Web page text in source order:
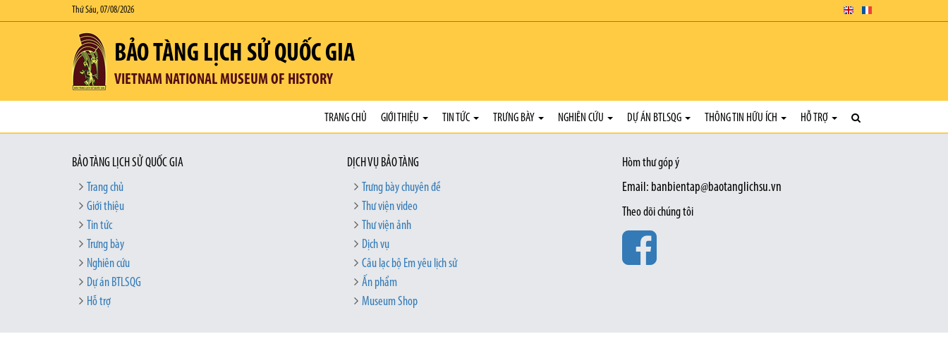
Thứ Sáu, 07/08/2026
BẢO TÀNG LỊCH SỬ QUỐC GIA
VIETNAM NATIONAL MUSEUM OF HISTORY
TRANG CHỦ GIỚI THIỆU TIN TỨC TRƯNG BÀY NGHIÊN CỨU DỰ ÁN BTLSQG THÔNG TIN HỮU ÍCH HỖ TRỢ
BẢO TÀNG LỊCH SỬ QUỐC GIA
Trang chủ
Giới thiệu
Tin tức
Trưng bày
Nghiên cứu
Dự án BTLSQG
Hỗ trợ
DỊCH VỤ BẢO TÀNG
Trưng bày chuyên đề
Thư viện video
Thư viện ảnh
Dịch vụ
Câu lạc bộ Em yêu lịch sử
Ấn phẩm
Museum Shop
Hòm thư góp ý
Email: banbientap@baotanglichsu.vn
Theo dõi chúng tôi